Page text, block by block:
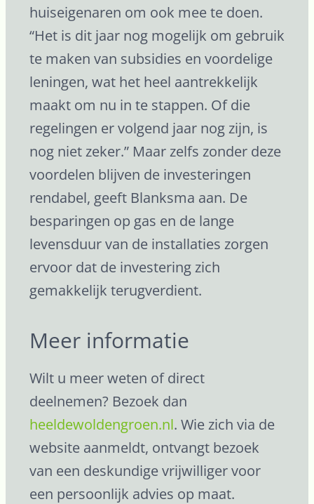
huiseigenaren om ook mee te doen.
“Het is dit jaar nog mogelijk om gebruik
te maken van subsidies en voordelige
leningen, wat het heel aantrekkelijk
maakt om nu in te stappen. Of die
regelingen er volgend jaar nog zijn, is
nog niet zeker.” Maar zelfs zonder deze
voordelen blijven de investeringen
rendabel, geeft Blanksma aan. De
besparingen op gas en de lange
levensduur van de installaties zorgen
ervoor dat de investering zich
gemakkelijk terugverdient.
Meer informatie
Wilt u meer weten of direct
deelnemen? Bezoek dan
heeldewoldengroen.nl. Wie zich via de
website aanmeldt, ontvangt bezoek
van een deskundige vrijwilliger voor
een persoonlijk advies op maat.